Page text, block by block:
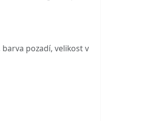
pozadí, velikost v